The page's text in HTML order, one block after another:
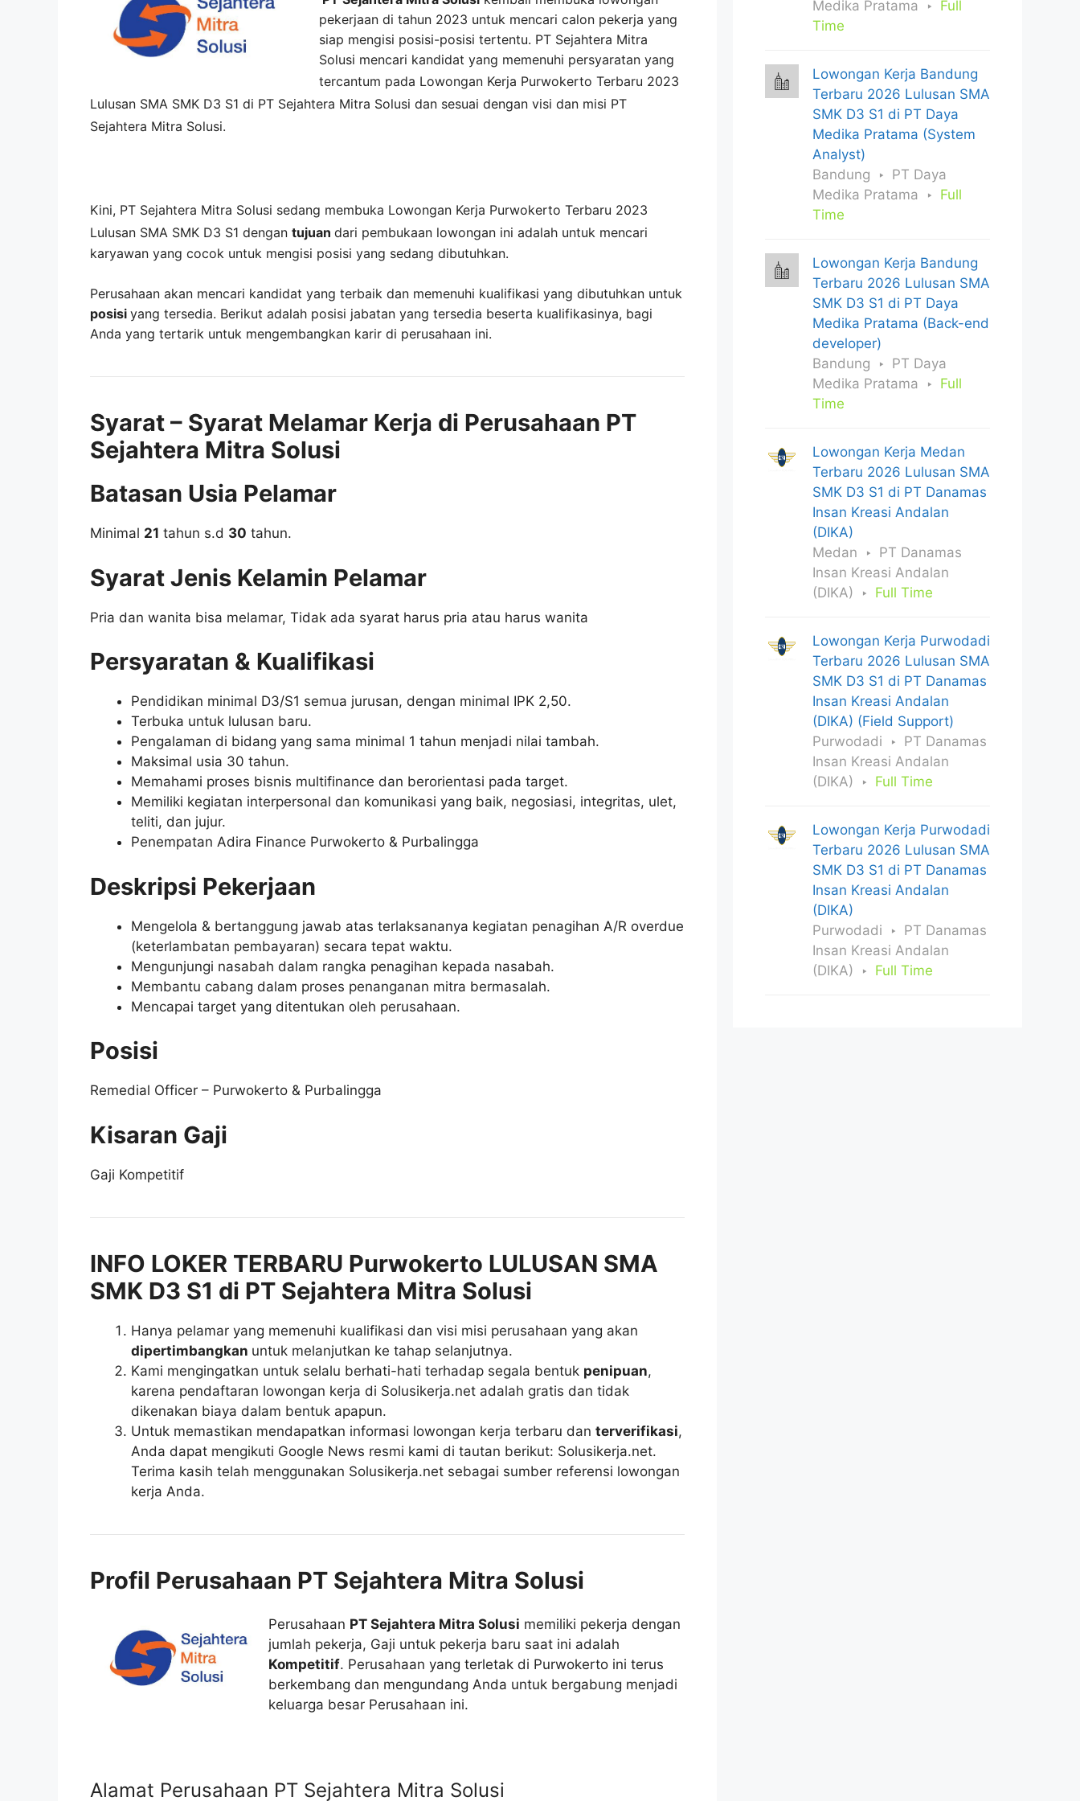
pekerjaan di tahun 2023 untuk mencari calon pekerja yang
siap mengisi posisi-posisi tertentu. PT Sejahtera Mitra
Solusi mencari kandidat yang memenuhi persyaratan yang
tercantum pada Lowongan Kerja Purwokerto Terbaru 2023
Lulusan SMA SMK D3 S1 di PT Sejahtera Mitra Solusi dan sesuai dengan visi dan misi PT
Sejahtera Mitra Solusi.
Kini, PT Sejahtera Mitra Solusi sedang membuka Lowongan Kerja Purwokerto Terbaru 2023
Lulusan SMA SMK D3 S1 dengan tujuan dari pembukaan lowongan ini adalah untuk mencari
karyawan yang cocok untuk mengisi posisi yang sedang dibutuhkan.
Perusahaan akan mencari kandidat yang terbaik dan memenuhi kualifikasi yang dibutuhkan untuk
posisi yang tersedia. Berikut adalah posisi jabatan yang tersedia beserta kualifikasinya, bagi
Anda yang tertarik untuk mengembangkan karir di perusahaan ini.
Syarat – Syarat Melamar Kerja di Perusahaan PT
Sejahtera Mitra Solusi
Batasan Usia Pelamar
Minimal 21 tahun s.d 30 tahun.
Syarat Jenis Kelamin Pelamar
Pria dan wanita bisa melamar, Tidak ada syarat harus pria atau harus wanita
Persyaratan & Kualifikasi
Pendidikan minimal D3/S1 semua jurusan, dengan minimal IPK 2,50.
Terbuka untuk lulusan baru.
Pengalaman di bidang yang sama minimal 1 tahun menjadi nilai tambah.
Maksimal usia 30 tahun.
Memahami proses bisnis multifinance dan berorientasi pada target.
Memiliki kegiatan interpersonal dan komunikasi yang baik, negosiasi, integritas, ulet,
teliti, dan jujur.
Penempatan Adira Finance Purwokerto & Purbalingga
Deskripsi Pekerjaan
Mengelola & bertanggung jawab atas terlaksananya kegiatan penagihan A/R overdue
(keterlambatan pembayaran) secara tepat waktu.
Mengunjungi nasabah dalam rangka penagihan kepada nasabah.
Membantu cabang dalam proses penanganan mitra bermasalah.
Mencapai target yang ditentukan oleh perusahaan.
Posisi
Remedial Officer – Purwokerto & Purbalingga
Kisaran Gaji
Gaji Kompetitif
INFO LOKER TERBARU Purwokerto LULUSAN SMA
SMK D3 S1 di PT Sejahtera Mitra Solusi
Hanya pelamar yang memenuhi kualifikasi dan visi misi perusahaan yang akan
dipertimbangkan untuk melanjutkan ke tahap selanjutnya.
Kami mengingatkan untuk selalu berhati-hati terhadap segala bentuk penipuan,
karena pendaftaran lowongan kerja di Solusikerja.net adalah gratis dan tidak
dikenakan biaya dalam bentuk apapun.
Untuk memastikan mendapatkan informasi lowongan kerja terbaru dan terverifikasi,
Anda dapat mengikuti Google News resmi kami di tautan berikut: Solusikerja.net.
Terima kasih telah menggunakan Solusikerja.net sebagai sumber referensi lowongan
kerja Anda.
Profil Perusahaan PT Sejahtera Mitra Solusi
Perusahaan PT Sejahtera Mitra Solusi memiliki pekerja dengan
jumlah pekerja, Gaji untuk pekerja baru saat ini adalah
Kompetitif. Perusahaan yang terletak di Purwokerto ini terus
berkembang dan mengundang Anda untuk bergabung menjadi
keluarga besar Perusahaan ini.
Alamat Perusahaan PT Sejahtera Mitra Solusi
Medika Pratama
Full
Time
Lowongan Kerja Bandung
Terbaru 2026 Lulusan SMA
SMK D3 S1 di PT Daya
Medika Pratama (System
Analyst)
Bandung
PT Daya
Medika Pratama
Full
Time
Lowongan Kerja Bandung
Terbaru 2026 Lulusan SMA
SMK D3 S1 di PT Daya
Medika Pratama (Back-end
developer)
Bandung
PT Daya
Medika Pratama
Full
Time
Lowongan Kerja Medan
Terbaru 2026 Lulusan SMA
SMK D3 S1 di PT Danamas
Insan Kreasi Andalan
(DIKA)
Medan
PT Danamas
Insan Kreasi Andalan
(DIKA)
Full Time
Lowongan Kerja Purwodadi
Terbaru 2026 Lulusan SMA
SMK D3 S1 di PT Danamas
Insan Kreasi Andalan
(DIKA) (Field Support)
Purwodadi
PT Danamas
Insan Kreasi Andalan
(DIKA)
Full Time
Lowongan Kerja Purwodadi
Terbaru 2026 Lulusan SMA
SMK D3 S1 di PT Danamas
Insan Kreasi Andalan
(DIKA)
Purwodadi
PT Danamas
Insan Kreasi Andalan
(DIKA)
Full Time